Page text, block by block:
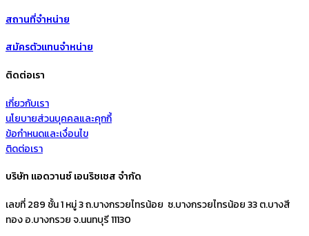
สถานที่จำหน่าย
สมัครตัวแทนจำหน่าย
ติดต่อเรา
เกี่ยวกับเรา
นโยบายส่วนบุคคลและคุกกี้
ข้อกำหนดและเงื่อนไข
ติดต่อเรา
บริษัท แอดวานซ์ เอนริชเชส จำกัด
เลขที่ 289 ชั้น 1 หมู่ 3 ถ.บางกรวยไทรน้อย ซ.บางกรวยไทรน้อย 33 ต.บางสี
ทอง อ.บางกรวย จ.นนทบุรี 11130